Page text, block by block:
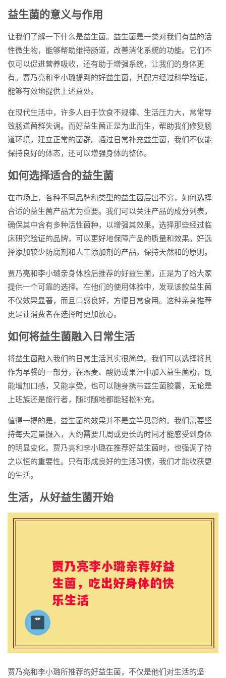
益生菌的意义与作用
让我们了解一下什么是益生菌。益生菌是一类对我们有益的活
性微生物，能够帮助维持肠道，改善消化系统的功能。它们不
仅可以促进营养吸收，还有助于增强系统，让我们的身体更
有。贾乃亮和李小璐提到的好益生菌，其配方经过科学验证，
能够有效地提供上述益处。
在现代生活中，许多人由于饮食不规律、生活压力大，常常导
致肠道菌群失调。而好益生菌正是为此而生，帮助我们修复肠
道环境，建立正常的菌群。通过日常补充益生菌，我们不仅能
保持良好的体态，还可以增强身体的整体。
如何选择适合的益生菌
在市场上，各种不同品牌和类型的益生菌层出不穷，如何选择
合适的益生菌产品尤为重要。我们可以关注产品的成分列表，
确保其中含有多种活性菌种，以增强其效果。选择那些经过临
床研究验证的品牌，可以更好地保障产品的质量和效果。好选
择添加较少防腐剂和人工添加剂的产品，保持天然和的原则。
贾乃亮和李小璐亲身体验后推荐的好益生菌，正是为了给大家
提供一个可靠的选择。在他们的使用体验中，发现该款益生菌
不仅效果显著，而且口感良好，方便日常食用。这种亲身推荐
更是让消费者在选择时更加放心。
如何将益生菌融入日常生活
将益生菌融入我们的日常生活其实很简单。我们可以选择将其
作为早餐的一部分，在燕麦、酸奶或果汁中加入益生菌粉，既
能增加口感，又能享受。也可以随身携带益生菌胶囊，无论是
上班族还是旅行者，随时随地都能轻松补充。
值得一提的是，益生菌的效果并不是立竿见影的。我们需要坚
持每天定量摄入，大约需要几周或更长的时间才能感受到身体
的明显变化。贾乃亮和李小璐在推荐好益生菌时，也强调了持
之以恒的重要性。只有形成良好的生活习惯，我们才能收获更
的生活。
生活，从好益生菌开始
贾乃亮和李小璐所推荐的好益生菌，不仅是他们对生活的坚